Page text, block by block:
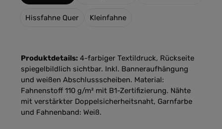
Hissfahne Quer Kleinfahne
Produktdetails: 4-farbiger Textildruck, Rückseite
spiegelbildlich sichtbar. Inkl. Banneraufhängung
und weißen Abschlussscheiben. Material:
Fahnenstoff 110 g/m² mit B1-Zertifizierung. Nähte
mit verstärkter Doppelsicherheitsnaht, Garnfarbe
und Fahnenband: Weiß.